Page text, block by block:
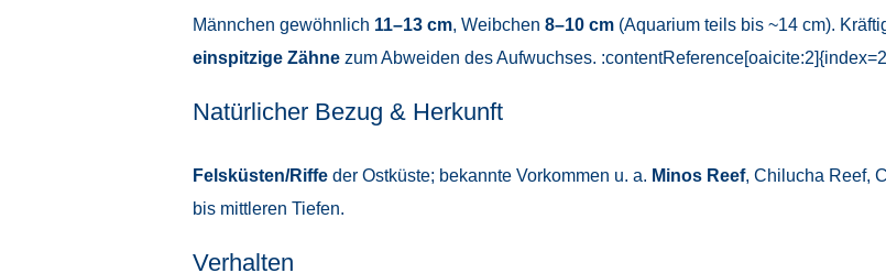
Männchen gewöhnlich 11–13 cm, Weibchen 8–10 cm(Aquarium teils bis ~14 cm).
einspitzige Zähnezum Abweiden des Aufwuchses.
Natürlicher Bezug & Herkunft
Felsküsten/Riffeder Ostküste; bekannte Vorkommen u. a. Minos Reef, Chilucha Reef,
bis mittleren Tiefen.
Verhalten